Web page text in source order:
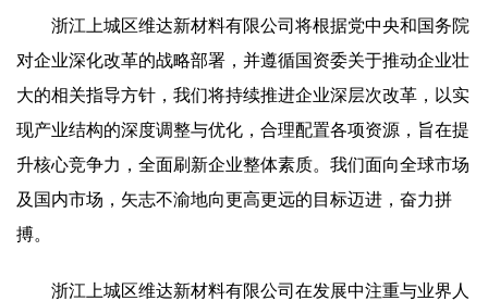
浙江上城区维达新材料有限公司将根据党中央和国务院
对企业深化改革的战略部署，并遵循国资委关于推动企业壮
大的相关指导方针，我们将持续推进企业深层次改革，以实
现产业结构的深度调整与优化，合理配置各项资源，旨在提
升核心竞争力，全面刷新企业整体素质。我们面向全球市场
及国内市场，矢志不渝地向更高更远的目标迈进，奋力拼
搏。
浙江上城区维达新材料有限公司在发展中注重与业界人